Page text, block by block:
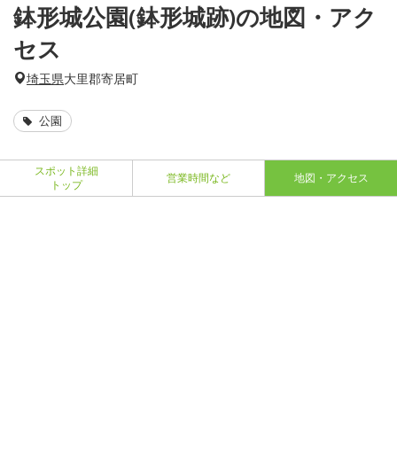
鉢形城公園(鉢形城跡)の地図・アク
セス
埼玉県大里郡寄居町
公園
スポット詳細
トップ
営業時間など 地図・アクセス